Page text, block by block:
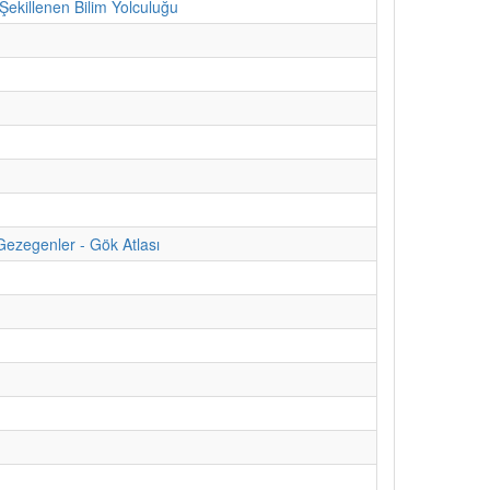
Bilim Yolculuğu
- Gök Atlası